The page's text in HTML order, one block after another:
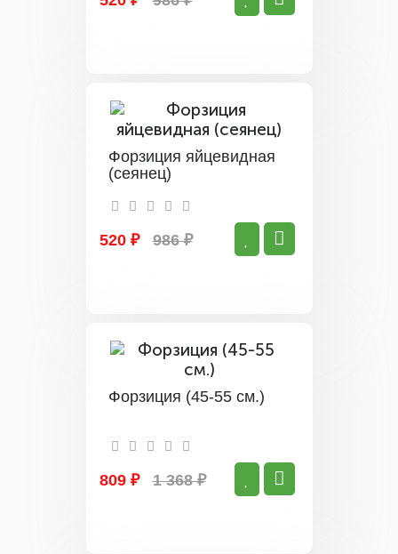
Форзиция яйцевидная
(сеянец)
520 ₽ 986 ₽
Форзиция (45-55 см.)
809 ₽ 1 368 ₽